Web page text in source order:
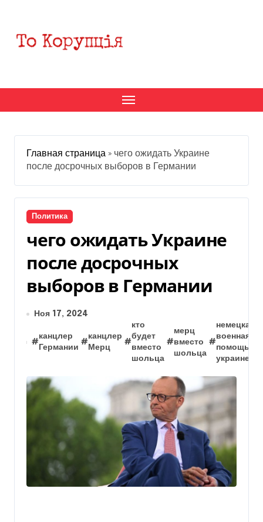
содержанию
Главная страница » чего ожидать Украине
после досрочных выборов в Германии
Политика
чего ожидать Украине
после досрочных
выборов в Германии
Ноя 17, 2024
#
канцлер
Германии
#
канцлер
Мерц
#
кто
будет
вместо
шольца
#
мерц
вместо
шольца
#
немецкая
военная
помощь
украине